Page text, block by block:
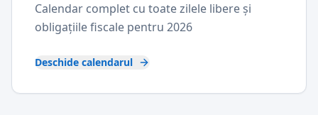
Calendar complet cu toate zilele libere și
obligațiile fiscale pentru 2026
Deschide calendarul